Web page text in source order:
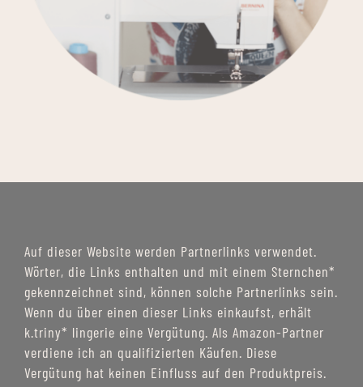
Auf dieser Website werden Partnerlinks verwendet.
Wörter, die Links enthalten und mit einem Sternchen*
gekennzeichnet sind, können solche Partnerlinks sein.
Wenn du über einen dieser Links einkaufst, erhält
k.triny* lingerie eine Vergütung. Als Amazon-Partner
verdiene ich an qualifizierten Käufen. Diese
Vergütung hat keinen Einfluss auf den Produktpreis.